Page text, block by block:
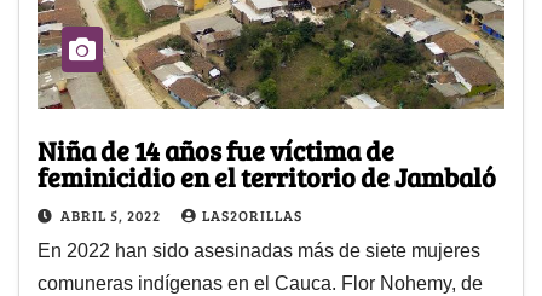
Niña de 14 años fue víctima de
feminicidio en el territorio de Jambaló
ABRIL 5, 2022 LAS2ORILLAS
En 2022 han sido asesinadas más de siete mujeres
comuneras indígenas en el Cauca. Flor Nohemy, de